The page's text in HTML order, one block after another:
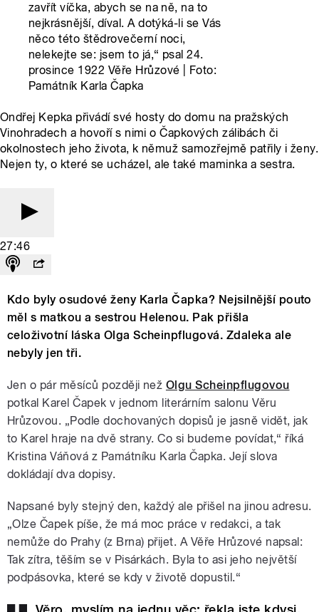
zavřít víčka, abych se na ně, na to
nejkrásnější, díval. A dotýká-li se Vás
něco této štědrovečerní noci,
nelekejte se: jsem to já,“ psal 24.
prosince 1922 Věře Hrůzové | Foto:
Památník Karla Čapka
Ondřej Kepka přivádí své hosty do domu na pražských
Vinohradech a hovoří s nimi o Čapkových zálibách či
okolnostech jeho života, k němuž samozřejmě patřily i ženy.
Nejen ty, o které se ucházel, ale také maminka a sestra.
27:46
Kdo byly osudové ženy Karla Čapka? Nejsilnější pouto
měl s matkou a sestrou Helenou. Pak přišla
celoživotní láska Olga Scheinpflugová. Zdaleka ale
nebyly jen tři.
Jen o pár měsíců později než Olgu Scheinpflugovou
potkal Karel Čapek v jednom literárním salonu Věru
Hrůzovou. „Podle dochovaných dopisů je jasně vidět, jak
to Karel hraje na dvě strany. Co si budeme povídat,“ říká
Kristina Váňová z Památníku Karla Čapka. Její slova
dokládají dva dopisy.
Napsané byly stejný den, každý ale přišel na jinou adresu.
„Olze Čapek píše, že má moc práce v redakci, a tak
nemůže do Prahy (z Brna) přijet. A Věře Hrůzové napsal:
Tak zítra, těším se v Pisárkách. Byla to asi jeho největší
podpásovka, které se kdy v životě dopustil.“